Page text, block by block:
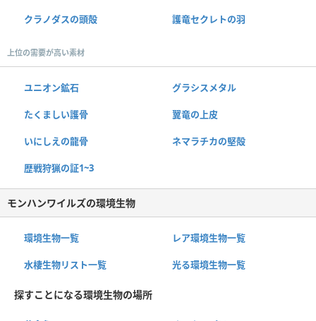
クラノダスの頭殻 護竜セクレトの羽
上位の需要が高い素材
ユニオン鉱石 グラシスメタル
たくましい護骨 翼竜の上皮
いにしえの龍骨 ネマラチカの堅殻
歴戦狩猟の証1~3
モンハンワイルズの環境生物
環境生物一覧 レア環境生物一覧
水棲生物リスト一覧 光る環境生物一覧
探すことになる環境生物の場所